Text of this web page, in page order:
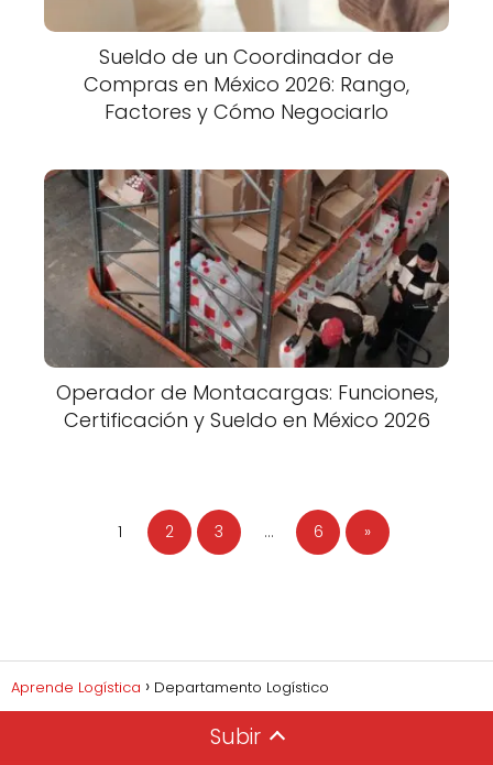
Sueldo de un Coordinador de
Compras en México 2026: Rango,
Factores y Cómo Negociarlo
Operador de Montacargas: Funciones,
Certificación y Sueldo en México 2026
1 2 3 … 6 »
Aprende Logística Departamento Logístico
Subir